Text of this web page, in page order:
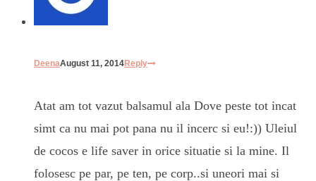
DeenaAugust 11, 2014Reply
Atat am tot vazut balsamul ala Dove peste tot incat
simt ca nu mai pot pana nu il incerc si eu!:)) Uleiul
de cocos e life saver in orice situatie si la mine. Il
folosesc pe par, pe ten, pe corp..si uneori mai si